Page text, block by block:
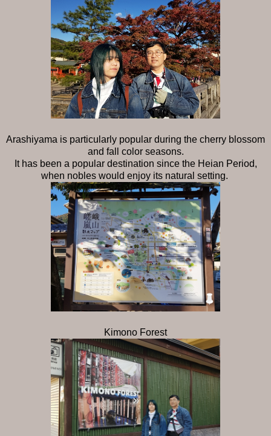
Arashiyama is particularly popular during the cherry blossom
and fall color seasons.
It has been a popular destination since the Heian Period,
when nobles would enjoy its natural setting.
Kimono Forest